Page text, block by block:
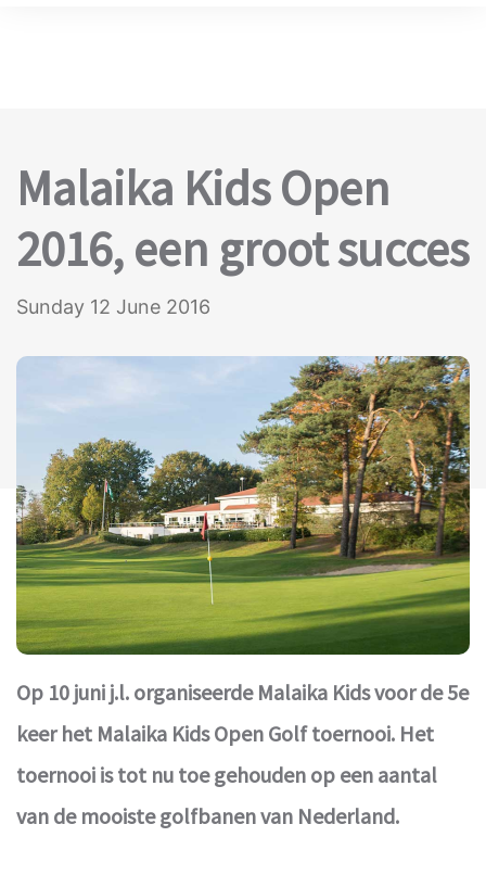
Malaika Kids Open
2016, een groot succes
Sunday 12 June 2016
Op 10 juni j.l. organiseerde Malaika Kids voor de 5e
keer het Malaika Kids Open Golf toernooi. Het
toernooi is tot nu toe gehouden op een aantal
van de mooiste golfbanen van Nederland.